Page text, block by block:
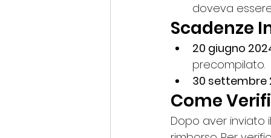
doveva
Scadenze
20 giugno
precompilato.
30 settembre
Come
Dopo aver inviato